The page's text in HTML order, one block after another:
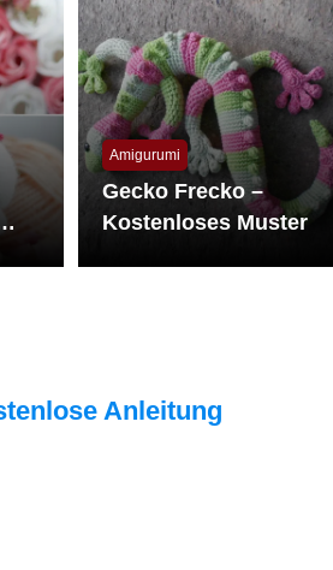
Amigurumi
Gecko Frecko –
Kostenloses Muster
Anleitung